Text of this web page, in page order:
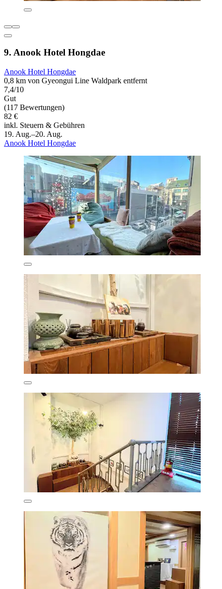
9. Anook Hotel Hongdae
Anook Hotel Hongdae
0,8 km von Gyeongui Line Waldpark entfernt
7,4/10
Gut
(117 Bewertungen)
82 €
inkl. Steuern & Gebühren
19. Aug.–20. Aug.
Anook Hotel Hongdae